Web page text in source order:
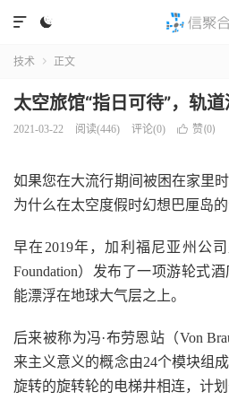


技术  正文
太空旅馆“指日可待”，轨
2021-03-22 阅读(446) 评论(0)  赞(0)
如果您在大流行期间被困在家里
为什么在太空度假时幻想巴厘岛
早在2019年，加利福尼亚州公
Foundation）发布了一项游轮式
能漂浮在地球大气层之上。
后来被称为冯·布劳恩站（Von
来主义意义的概念由24个模块组
旋转的旋转轮的电梯井相连，计划